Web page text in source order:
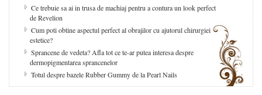
Ce trebuie sa ai in trusa de machiaj pentru a contura un look perfect
de Revelion
Cum poti obtine aspectul perfect al obrajilor cu ajutorul chirurgiei
estetice?
Sprancene de vedeta? Afla tot ce te-ar putea interesa despre
dermopigmentarea sprancenelor
Totul despre bazele Rubber Gummy de la Pearl Nails